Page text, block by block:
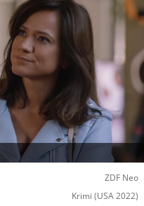
ZDF Neo
Krimi (USA 2022)